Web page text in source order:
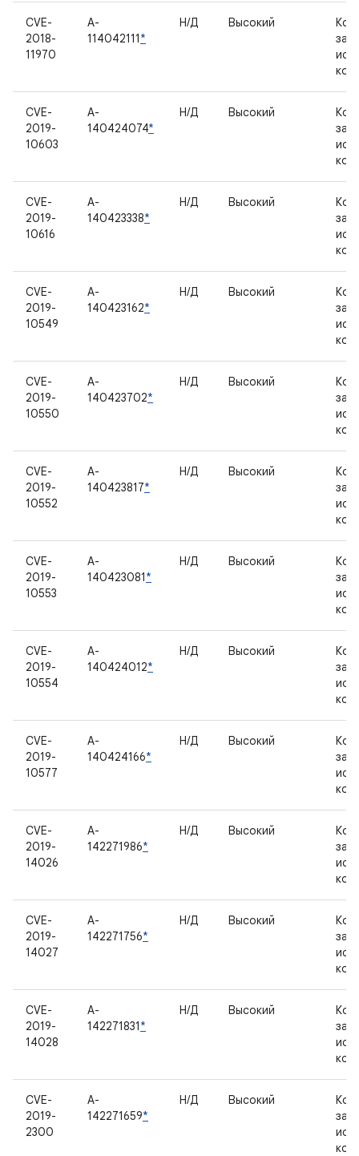
CVE-
2018-
11970
A-
114042111*
Н/Д Высокий
CVE-
2019-
10603
A-
140424074*
Н/Д Высокий
CVE-
2019-
10616
A-
140423338*
Н/Д Высокий
CVE-
2019-
10549
A-
140423162*
Н/Д Высокий
CVE-
2019-
10550
A-
140423702*
Н/Д Высокий
CVE-
2019-
10552
A-
140423817*
Н/Д Высокий
CVE-
2019-
10553
A-
140423081*
Н/Д Высокий
CVE-
2019-
10554
A-
140424012*
Н/Д Высокий
CVE-
2019-
10577
A-
140424166*
Н/Д Высокий
CVE-
2019-
14026
A-
142271986*
Н/Д Высокий
CVE-
2019-
14027
A-
142271756*
Н/Д Высокий
CVE-
2019-
14028
A-
142271831*
Н/Д Высокий
CVE-
2019-
2300
A-
142271659*
Н/Д Высокий